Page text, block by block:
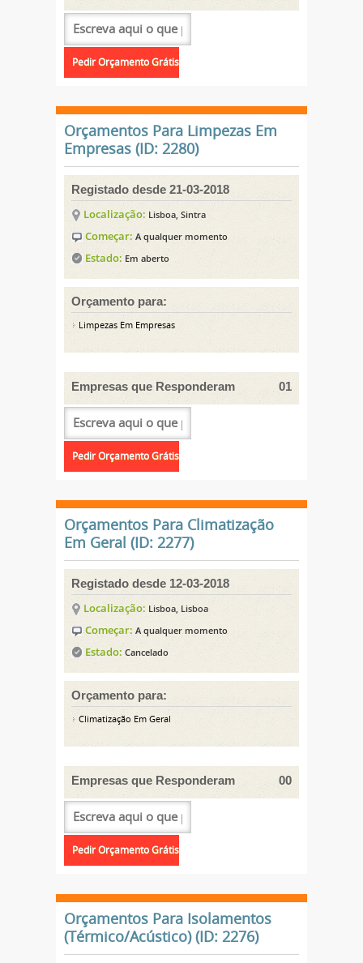
Orçamentos Para Limpezas Em
Empresas (ID: 2280)
Registado desde 21-03-2018
Localização: Lisboa, Sintra
Começar: A qualquer momento
Estado: Em aberto
Orçamento para:
Limpezas Em Empresas
Empresas que Responderam 01
Orçamentos Para Climatização
Em Geral (ID: 2277)
Registado desde 12-03-2018
Localização: Lisboa, Lisboa
Começar: A qualquer momento
Estado: Cancelado
Orçamento para:
Climatização Em Geral
Empresas que Responderam 00
Orçamentos Para Isolamentos
(Térmico/Acústico) (ID: 2276)